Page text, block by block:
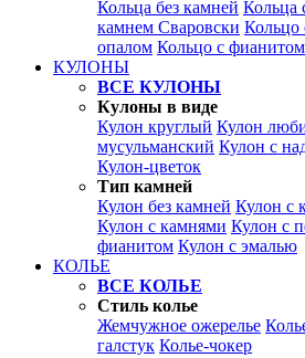
Кольца без камней Кольца
камнем Сваровски Кольцо
опалом Кольцо с фианитом
КУЛОНЫ
ВСЕ КУЛОНЫ
Кулоны в виде
Кулон круглый Кулон
мусульманский Кулон с
Кулон-цветок
Тип камней
Кулон без камней Кулон с
Кулон с камнями Кулон с
фианитом Кулон с эмалью
КОЛЬЕ
ВСЕ КОЛЬЕ
Стиль колье
Жемчужное ожерелье
галстук Колье-чокер